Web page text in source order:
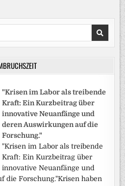
"Krisen im Labor als treibende
Kraft: Ein Kurzbeitrag über
innovative Neuanfänge und
deren Auswirkungen auf die
Forschung."
"Krisen im Labor als treibende
Kraft: Ein Kurzbeitrag über
innovative Neuanfänge und
die Forschung."Krisen haben